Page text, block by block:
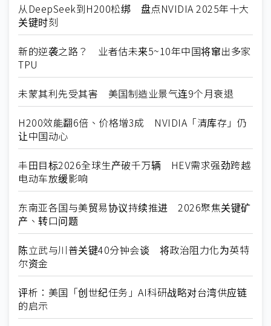
从DeepSeek到H200松绑 盘点NVIDIA 2025年十大
关键时刻
新的逆袭之路？ 业者估未来5~10年中国将窜出多家
TPU
未蒙其利先受其害 美国制造业景气连9个月衰退
H200效能翻6倍、价格增3成 NVIDIA「清库存」仍
让中国动心
丰田目标2026全球生产破千万辆 HEV需求强劲跨越
电动车放缓影响
东南亚各国与美贸易协议持续推进 2026聚焦关键矿
产、转口问题
陈立武与川普关键40分钟会谈 将政治阻力化为英特
尔资金
评析：美国「创世纪任务」AI科研战略对台湾供应链
的启示